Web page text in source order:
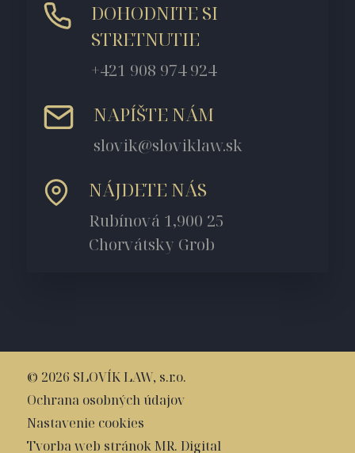
DOHODNITE SI
STRETNUTIE
+421 908 974 924
NAPÍŠTE NÁM
slovik@sloviklaw.sk
NÁJDETE NÁS
Rubínová 1,900 25
Chorvátsky Grob
© 2026 SLOVÍK LAW, s.r.o.
Ochrana osobných údajov
Nastavenie cookies
Tvorba web stránok MR. Digital